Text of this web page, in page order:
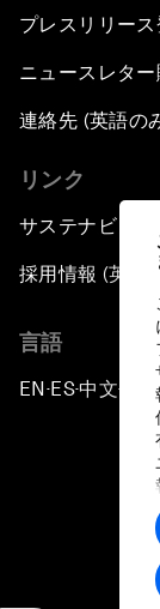
プレスリリー
ニュースレター
連絡先 (英語の
リンク
サステナビリテ
採用情報 (英語
言語
EN ▪ES▪中文▪ 日
プ